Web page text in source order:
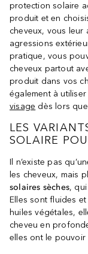
protection solaire
produit et en
cheveux, vous leur
agressions
pratique, vous
cheveux partout
produit dans vos
également à
visage dès lors
LES
SOLAIRE
Il n’existe pas
les cheveux, mais
solaires sèches,
Elles sont fluides et
huiles végétales,
cheveu en
elles ont le pouvoir